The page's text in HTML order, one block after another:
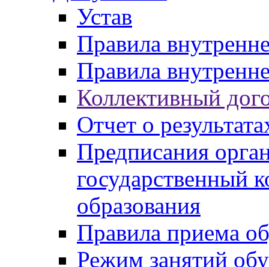
Устав
Правила
Правила
Коллективный
Отчет о
Предписания
государственный
образования
Правила приема
Режим занятий